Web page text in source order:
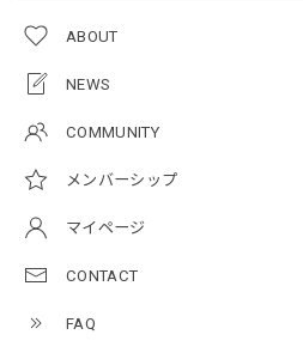
ABOUT
NEWS
COMMUNITY
メンバーシップ
マイページ
CONTACT
FAQ